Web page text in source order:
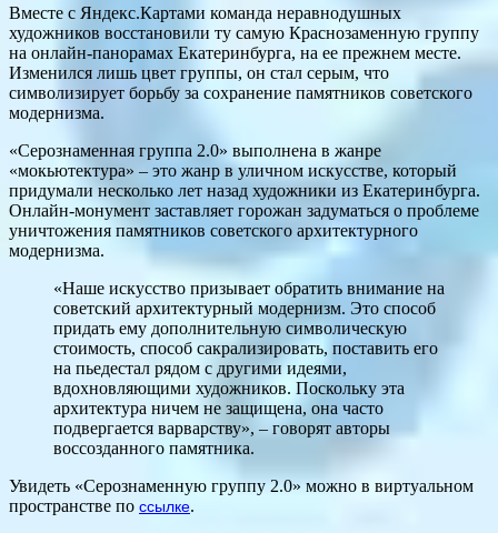
Вместе с Яндекс.Картами команда неравнодушных
художников восстановили ту самую Краснозаменную группу
на онлайн-панорамах Екатеринбурга, на ее прежнем месте.
Изменился лишь цвет группы, он стал серым, что
символизирует борьбу за сохранение памятников советского
модернизма.
«Серознаменная группа 2.0» выполнена в жанре
«мокьютектура» – это жанр в уличном искусстве, который
придумали несколько лет назад художники из Екатеринбурга.
Онлайн-монумент заставляет горожан задуматься о проблеме
уничтожения памятников советского архитектурного
модернизма.
«Наше искусство призывает обратить внимание на
советский архитектурный модернизм. Это способ
придать ему дополнительную символическую
стоимость, способ сакрализировать, поставить его
на пьедестал рядом с другими идеями,
вдохновляющими художников. Поскольку эта
архитектура ничем не защищена, она часто
подвергается варварству», – говорят авторы
воссозданного памятника.
Увидеть «Серознаменную группу 2.0» можно в виртуальном
пространстве по ссылке.